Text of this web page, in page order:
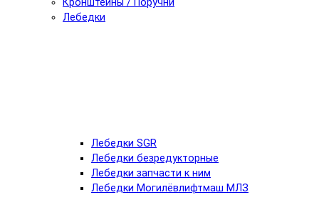
Лебедки
Лебедки SGR
Лебедки безредукторные
Лебедки запчасти к ним
Лебедки Могилёвлифтмаш МЛЗ